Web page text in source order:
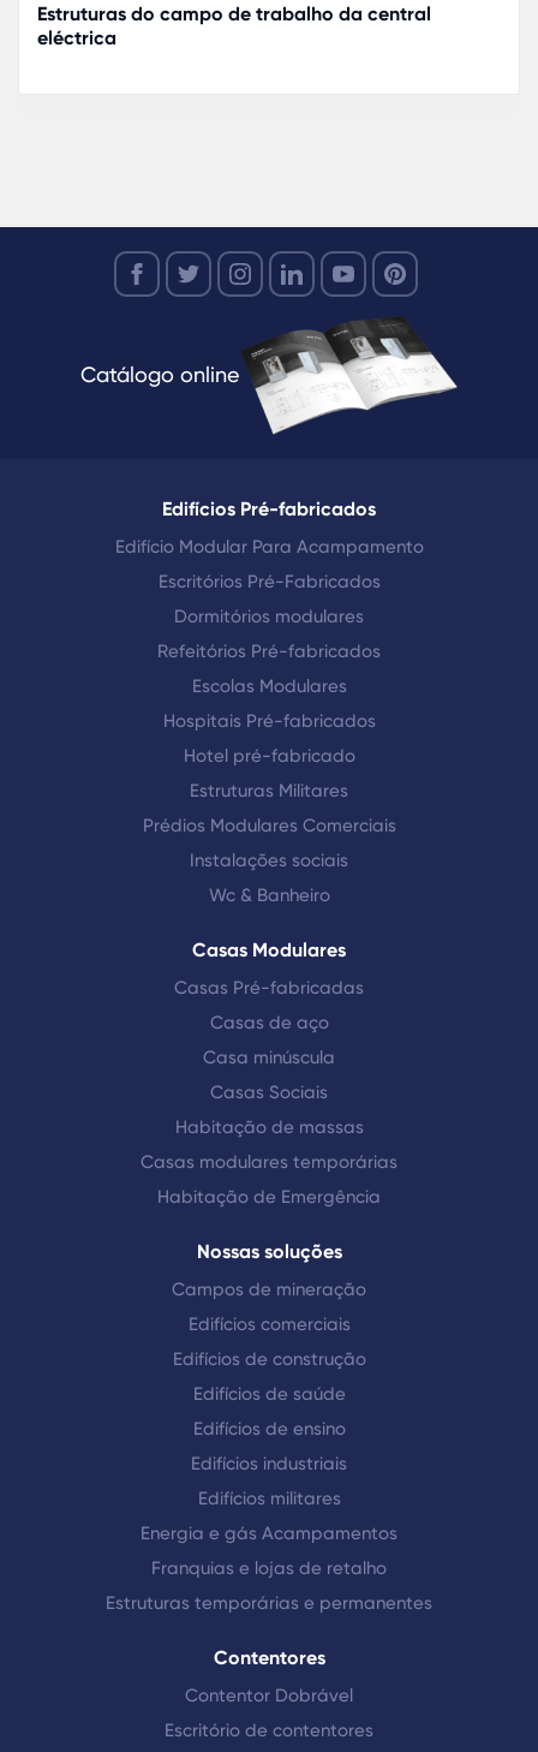
Estruturas do campo de trabalho da central
eléctrica
Catálogo online
Edifícios Pré-fabricados
Edifício Modular Para Acampamento
Escritórios Pré-Fabricados
Dormitórios modulares
Refeitórios Pré-fabricados
Escolas Modulares
Hospitais Pré-fabricados
Hotel pré-fabricado
Estruturas Militares
Prédios Modulares Comerciais
Instalações sociais
Wc & Banheiro
Casas Modulares
Casas Pré-fabricadas
Casas de aço
Casa minúscula
Casas Sociais
Habitação de massas
Casas modulares temporárias
Habitação de Emergência
Nossas soluções
Campos de mineração
Edifícios comerciais
Edifícios de construção
Edifícios de saúde
Edifícios de ensino
Edifícios industriais
Edifícios militares
Energia e gás Acampamentos
Franquias e lojas de retalho
Estruturas temporárias e permanentes
Contentores
Contentor Dobrável
Escritório de contentores